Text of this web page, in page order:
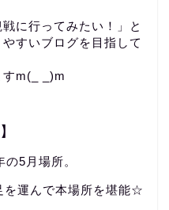
に行ってみたい！」と
すいブログを目指して
すm(_ _)m
5月場所。
を運んで本場所を堪能☆